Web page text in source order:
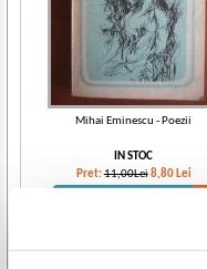
Mihai Eminescu - Poezii
IN STOC
Pret:11,00Lei 8,80 Lei